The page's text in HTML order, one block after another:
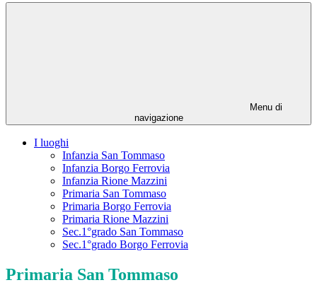
Menu di
navigazione
I luoghi
Infanzia San Tommaso
Infanzia Borgo Ferrovia
Infanzia Rione Mazzini
Primaria San Tommaso
Primaria Borgo Ferrovia
Primaria Rione Mazzini
Sec.1°grado San Tommaso
Sec.1°grado Borgo Ferrovia
Primaria San Tommaso